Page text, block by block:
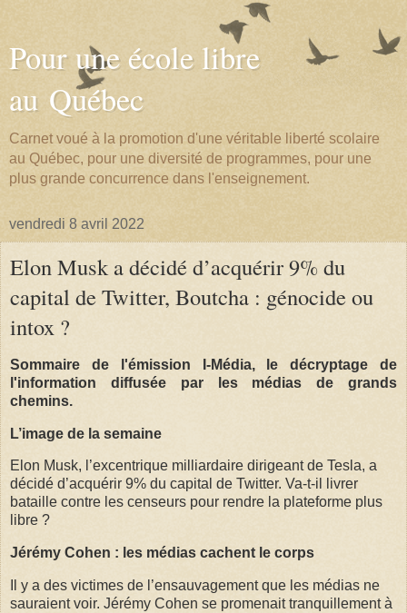
Pour une école libre
au Québec
Carnet voué à la promotion d'une véritable liberté scolaire
au Québec, pour une diversité de programmes, pour une
plus grande concurrence dans l'enseignement.
vendredi 8 avril 2022
Elon Musk a décidé d’acquérir 9% du
capital de Twitter, Boutcha : génocide ou
intox ?
Sommaire de l'émission I-Média, le décryptage de
l'information diffusée par les médias de grands
chemins.
L’image de la semaine
Elon Musk, l’excentrique milliardaire dirigeant de Tesla, a
décidé d’acquérir 9% du capital de Twitter. Va-t-il livrer
bataille contre les censeurs pour rendre la plateforme plus
libre ?
Jérémy Cohen : les médias cachent le corps
Il y a des victimes de l’ensauvagement que les médias ne
sauraient voir. Jérémy Cohen se promenait tranquillement à